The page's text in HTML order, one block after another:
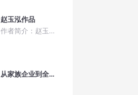
赵玉泓作品
作者简介：赵玉泓，笔名中国泓。毕业于浙江大学化工系。浙江省作协会员。喜欢码字画画，痴迷诗和远方。有部分诗作入选纸质刊物和虚拟平台。
从家族企业到全球布局，跨域“不可能”--王自亮《吉利传》分享会